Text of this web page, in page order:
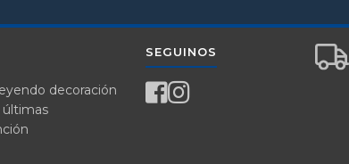
decoración
últimas
SEGUINOS